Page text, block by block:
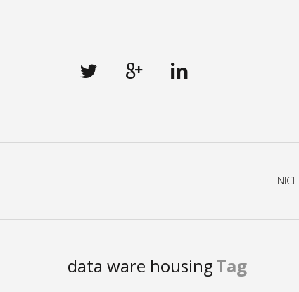
INICI
data ware housingTag